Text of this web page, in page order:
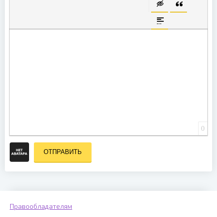
ВСТАВКА
0
ОТПРАВИТЬ
Правообладателям